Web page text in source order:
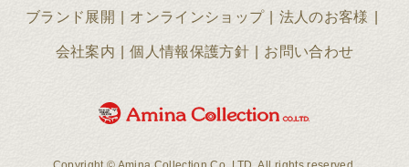
ブランド展開 オンラインショップ 法人のお客様
会社案内 個人情報保護方針 お問い合わせ